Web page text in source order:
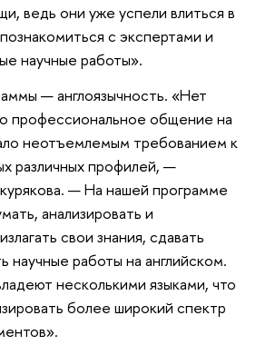
ведь они уже успели влиться в
с экспертами и
научные работы».
— англоязычность. «Нет
профессиональное общение на
неотъемлемым требованием к
различных профилей, —
— На нашей программе
анализировать и
свои знания, сдавать
научные работы на английском.
несколькими языками, что
более широкий спектр